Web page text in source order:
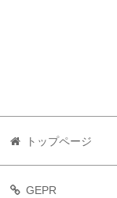
トップページ
GEPR